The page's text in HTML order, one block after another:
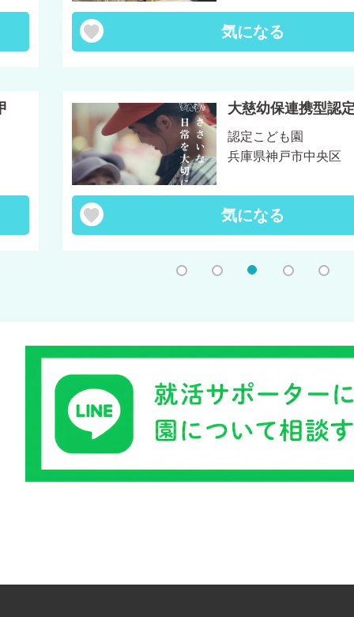
気になる
大慈幼保連携型認
認定こども園
兵庫県神戸市中央区
気になる